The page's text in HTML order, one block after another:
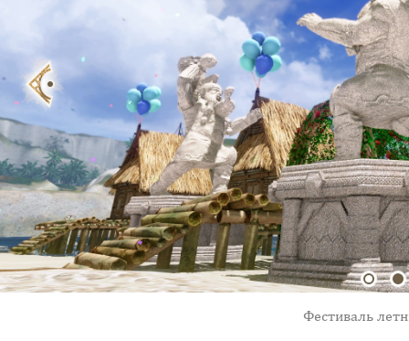
Фестиваль